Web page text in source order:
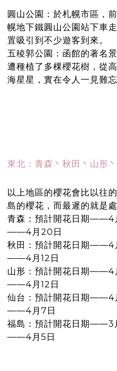
圓山公園：於札幌市區，
幌地下鐵圓山公園站下車
置吸引到不少遊客到來。
五稜郭公園：函館的著名
遭種植了多棵櫻花樹，從
海星星，實在令人一見難忘
東北：青森丶秋田丶山形
以上地區的櫻花會比以往
島的櫻花，而最遲的就是
青森：預計開花日期——4
——4月20日
秋田：預計開花日期——4
——4月12日
山形：預計開花日期——4
——4月12日
仙台：預計開花日期——4
——4月7日
福島：預計開花日期——3
——4月5日